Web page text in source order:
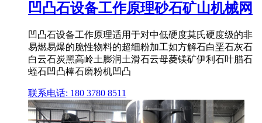
凹凸石设备工作原理砂石矿山机械网
凹凸石设备工作原理适用于对中低硬度莫氏硬度级的非
易燃易爆的脆性物料的超细粉加工如方解石白垩石灰石
白云石炭黑高岭土膨润土滑石云母菱镁矿伊利石叶腊石
蛭石凹凸棒石磨粉机凹凸
联系电话: 180 3780 8511